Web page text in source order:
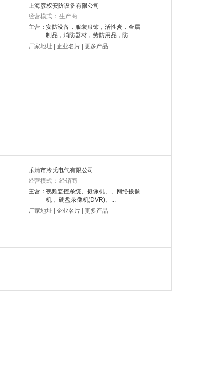
上海彦权安防设备有限公司
经营模式： 生产商
主营：安防设备，服装服饰，活性炭，金属
制品，消防器材，劳防用品，防...
厂家地址
企业名片 更多产品
乐清市冷氏电气有限公司
经营模式： 经销商
主营：视频监控系统、摄像机、、网络摄像
机 、硬盘录像机(DVR)、...
厂家地址
企业名片 更多产品